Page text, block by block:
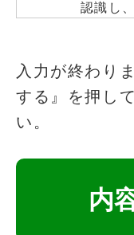
認識し
個人情
致しま
このフィール
入力が終わり
する』を押し
い。